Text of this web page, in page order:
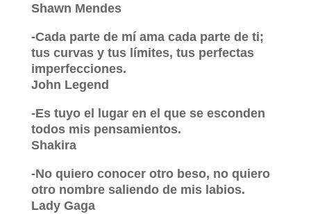
Shawn Mendes
-Cada parte de mí ama cada parte de ti;
tus curvas y tus límites, tus perfectas
imperfecciones.
John Legend
-Es tuyo el lugar en el que se esconden
todos mis pensamientos.
Shakira
-No quiero conocer otro beso, no quiero
otro nombre saliendo de mis labios.
Lady Gaga